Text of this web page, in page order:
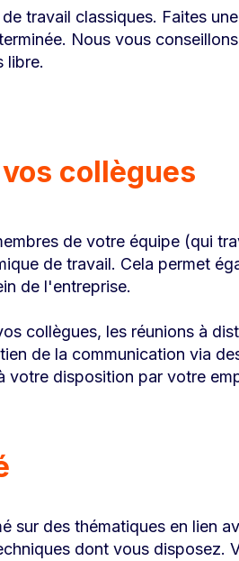
travail classiques. Faites
Nous vous
libre.
collègues
de votre équipe (qui
de travail. Cela permet
de l'entreprise.
collègues, les réunions à
de la communication via
votre disposition par votre
sur des thématiques en lien
dont vous disposez.